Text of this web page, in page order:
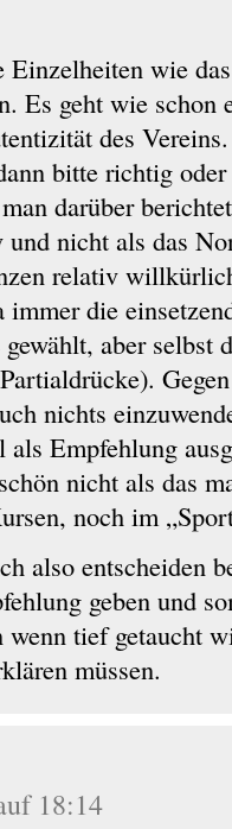
wie
Es geht wie schon
des
bitte richtig
darüber
nicht als das
relativ
die
aber selbst
nichts
Empfehlung
nicht als das
noch im
also entscheiden
geben und
wenn tief getaucht
müssen.
18:14